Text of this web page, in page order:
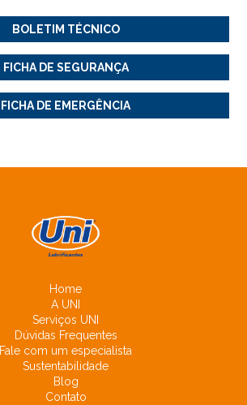
BOLETIM TÉCNICO
FICHA DE SEGURANÇA
FICHA DE EMERGÊNCIA
Home
A UNI
Serviços UNI
Dúvidas Frequentes
Fale com um especialista
Sustentabilidade
Blog
Contato